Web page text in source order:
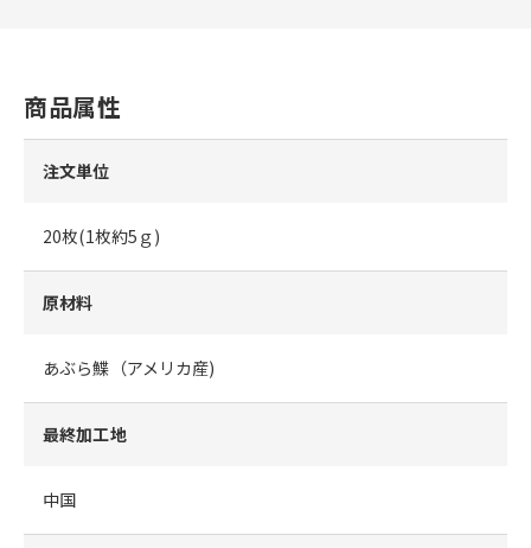
商品属性
注文単位
20枚(1枚約5ｇ)
原材料
あぶら鰈（アメリカ産)
最終加工地
中国